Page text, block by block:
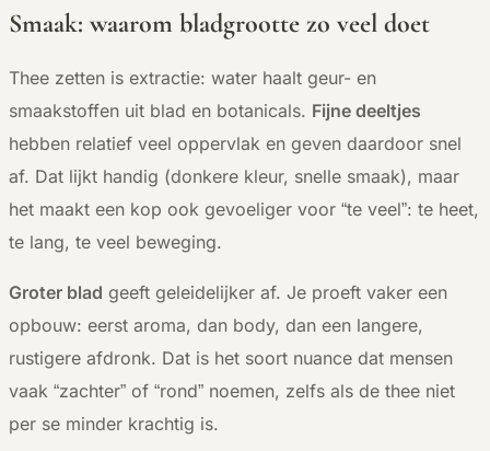
Smaak: waarom bladgrootte zo veel doet
Thee zetten is extractie: water haalt geur- en
smaakstoffen uit blad en botanicals. Fijne deeltjes
hebben relatief veel oppervlak en geven daardoor snel
af. Dat lijkt handig (donkere kleur, snelle smaak), maar
het maakt een kop ook gevoeliger voor “te veel”: te heet,
te lang, te veel beweging.
Groter blad geeft geleidelijker af. Je proeft vaker een
opbouw: eerst aroma, dan body, dan een langere,
rustigere afdronk. Dat is het soort nuance dat mensen
vaak “zachter” of “rond” noemen, zelfs als de thee niet
per se minder krachtig is.